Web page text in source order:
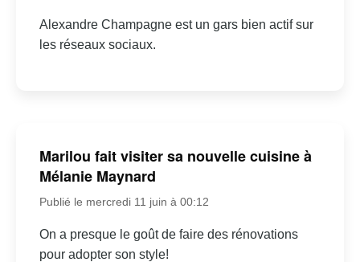
Alexandre Champagne est un gars bien actif sur
les réseaux sociaux.
Marilou fait visiter sa nouvelle cuisine à
Mélanie Maynard
Publié le mercredi 11 juin à 00:12
On a presque le goût de faire des rénovations
pour adopter son style!